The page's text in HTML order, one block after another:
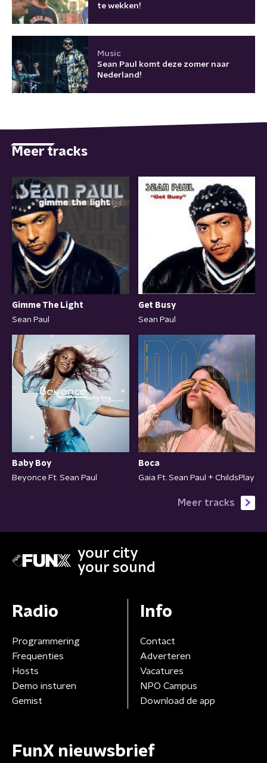
te wekken!
Music
Sean Paul komt deze zomer naar
Nederland!
Meer tracks
Gimme The Light
Sean Paul
Get Busy
Sean Paul
Baby Boy
Beyonce Ft. Sean Paul
Boca
Gaia Ft. Sean Paul + ChildsPlay
Meer tracks
your city
your sound
Radio
Programmering
Frequenties
Hosts
Demo insturen
Gemist
Info
Contact
Adverteren
Vacatures
NPO Campus
Download de app
FunX nieuwsbrief